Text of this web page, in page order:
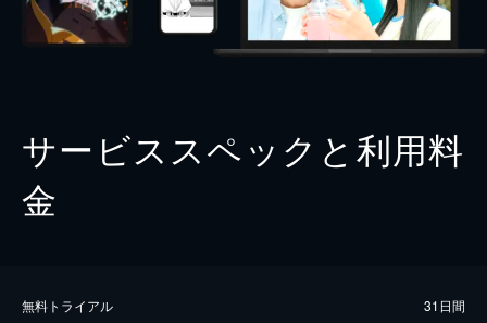
サービススペックと利用料
金
無料トライアル 31日間